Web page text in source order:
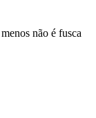
não é fusca